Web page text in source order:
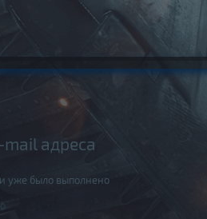
адреса
уже было выполнено